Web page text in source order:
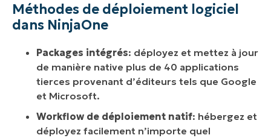
Méthodes de déploiement logiciel
dans NinjaOne
Packages intégrés: déployez et mettez à jour
de manière native plus de 40 applications
tierces provenant d’éditeurs tels que Google
et Microsoft.
Workflow de déploiement natif: hébergez et
déployez facilement n’importe quel